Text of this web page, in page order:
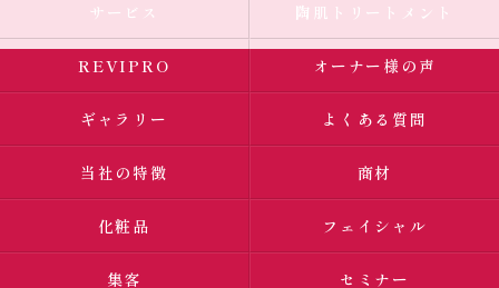
サービス 陶肌トリートメント
REVIPRO オーナー様の声
ギャラリー よくある質問
当社の特徴 商材
化粧品 フェイシャル
集客 セミナー